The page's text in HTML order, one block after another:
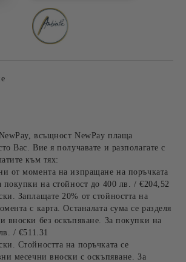
всъщност NewPay плаща
Вас. Вие я получавате и разполагате с
към тях:
от момента на изпращане на поръчката
покупки на стойност до 400 лв. / €204,52
Заплащате 20% от стойността на
с карта. Останалата сума се разделя
вноски без оскъпяване. За покупки на
/ €511.31
Стойността на поръчката се
месечни вноски с оскъпяване. За